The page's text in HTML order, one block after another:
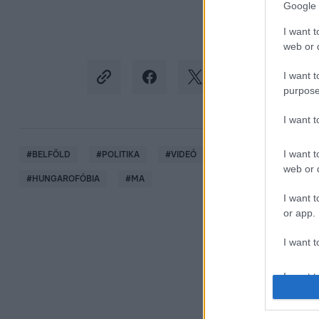
Google
I want
web or
I want
I want
I want
web or
I want
or app.
I want
I want
#BELFÖLD #POLITIKA #VIDEÓ ORBÁN VIKTOR
#HUNGAROFÓBIA #MA